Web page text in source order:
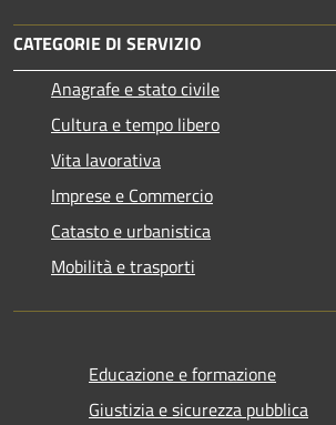
CATEGORIE DI SERVIZIO
Anagrafe e stato civile
Cultura e tempo libero
Vita lavorativa
Imprese e Commercio
Catasto e urbanistica
Mobilità e trasporti
Educazione e formazione
Giustizia e sicurezza pubblica